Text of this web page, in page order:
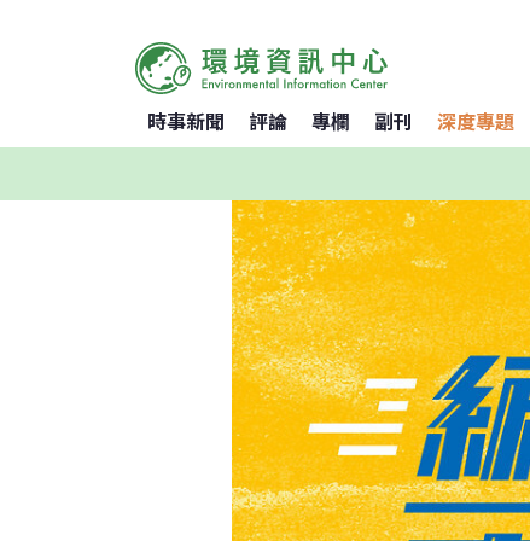
時事新聞 評論 專欄 副刊 深度專題